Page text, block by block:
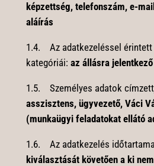
képzettség, telefonszám, e-
aláírás
1.4. Az adatkezeléssel érintett
kategóriái: az állásra
1.5. Személyes adatok
asszisztens, ügyvezető, Váci
(munkaügyi feladatokat ellátó
1.6. Az adatkezelés időtartama
kiválasztását követően a ki